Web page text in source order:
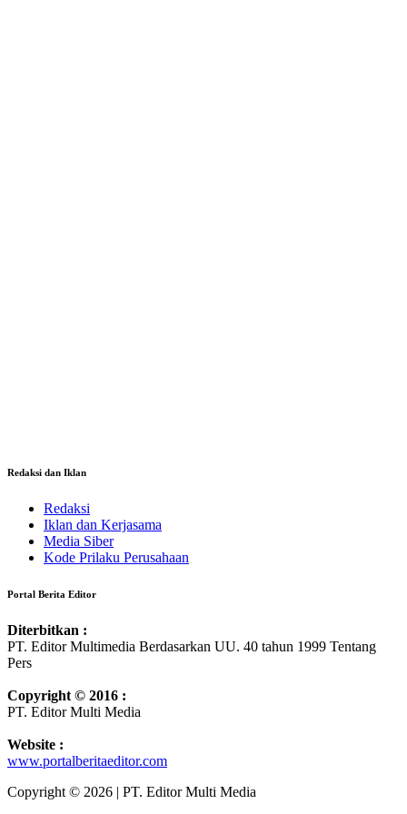
Redaksi dan Iklan
Redaksi
Iklan dan Kerjasama
Media Siber
Kode Prilaku Perusahaan
Portal Berita Editor
Diterbitkan :
PT. Editor Multimedia Berdasarkan UU. 40 tahun 1999 Tentang
Pers
Copyright © 2016 :
PT. Editor Multi Media
Website :
www.portalberitaeditor.com
Copyright © 2026 | PT. Editor Multi Media